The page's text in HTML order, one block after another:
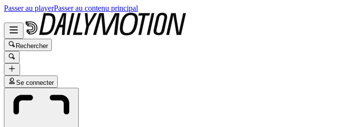
Passer au playerPasser au contenu principal
Rechercher
Se connecter